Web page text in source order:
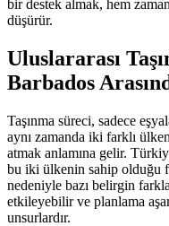
bir destek almak, hem
düşürür.
Uluslararası
Barbados
Taşınma süreci, sadece
aynı zamanda iki farklı
atmak anlamına gelir.
bu iki ülkenin sahip olduğu
nedeniyle bazı belirgin
etkileyebilir ve planlama
unsurlardır.